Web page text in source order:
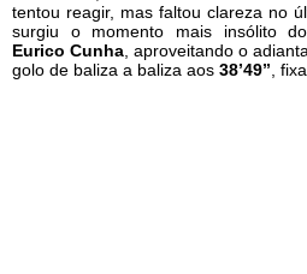
tentou reagir, mas faltou clareza no
surgiu o momento mais insólito
Eurico Cunha , aproveitando o
golo de baliza a baliza aos 38’49’’ ,